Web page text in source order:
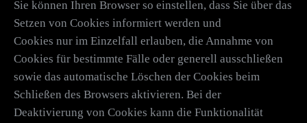
Sie können Ihren Browser so einstellen, dass Sie über das
Setzen von Cookies informiert werden und
Cookies nur im Einzelfall erlauben, die Annahme von
Cookies für bestimmte Fälle oder generell ausschließen
sowie das automatische Löschen der Cookies beim
Schließen des Browsers aktivieren. Bei der
Deaktivierung von Cookies kann die Funktionalität